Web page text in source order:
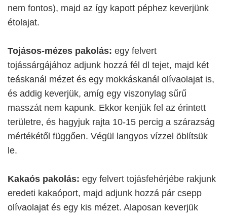
nem fontos), majd az így kapott péphez keverjünk
étolajat.
Tojásos-mézes pakolás: egy felvert
tojássárgájához adjunk hozzá fél dl tejet, majd két
teáskanál mézet és egy mokkáskanál olívaolajat is,
és addig keverjük, amíg egy viszonylag sűrű
masszát nem kapunk. Ekkor kenjük fel az érintett
területre, és hagyjuk rajta 10-15 percig a szárazság
mértékétől függően. Végül langyos vízzel öblítsük
le.
Kakaós pakolás: egy felvert tojásfehérjébe rakjunk
eredeti kakaóport, majd adjunk hozzá pár csepp
olívaolajat és egy kis mézet. Alaposan keverjük